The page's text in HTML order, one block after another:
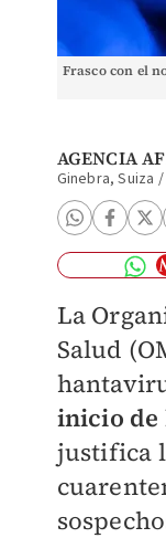
Frasco con el
AGENCIA
Ginebra, Suiza /
La
Salud
inicio de
justifica